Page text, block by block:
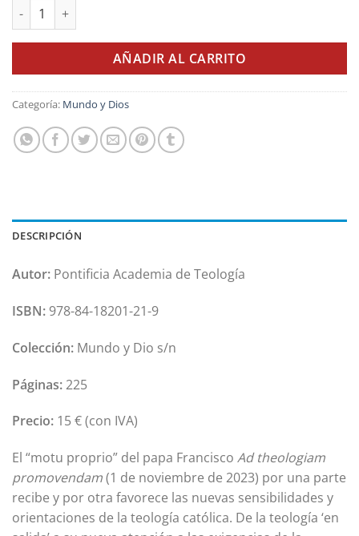
Ad Theologiam Promovendam. Vademecum cantidad
AÑADIR AL CARRITO
Categoría: Mundo y Dios
DESCRIPCIÓN
Autor: Pontificia Academia de Teología
ISBN: 978-84-18201-21-9
Colección: Mundo y Dio s/n
Páginas:225
Precio: 15 € (con IVA)
El “motu proprio” del papa Francisco Ad theologiam
promovendam(1 de noviembre de 2023) por una parte
recibe y por otra favorece las nuevas sensibilidades y
orientaciones de la teología católica. De la teología ‘en